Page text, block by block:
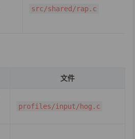
src/shared/rap.c
文件
profiles/input/hog.c